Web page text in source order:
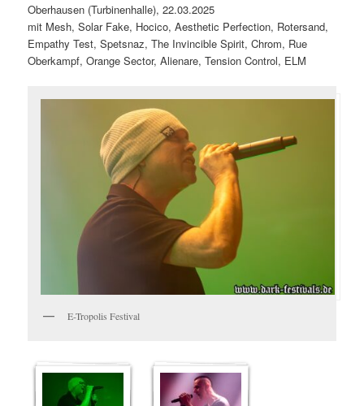
Oberhausen (Turbinenhalle), 22.03.2025
mit Mesh, Solar Fake, Hocico, Aesthetic Perfection, Rotersand,
Empathy Test, Spetsnaz, The Invincible Spirit, Chrom, Rue
Oberkampf, Orange Sector, Alienare, Tension Control, ELM
E-Tropolis Festival